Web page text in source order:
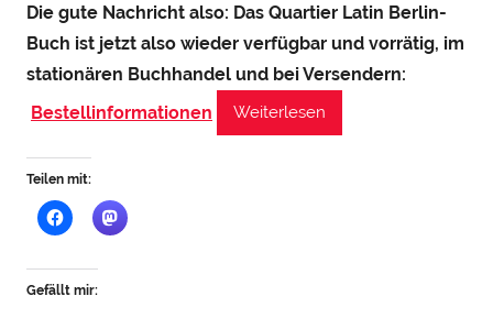
y
S
t
Die gute Nachricht also: Das Quartier Latin Berlin-
Buch ist jetzt also wieder verfügbar und vorrätig, im
stationären Buchhandel und bei Versendern:
Bestellinformationen
Weiterlesen
Teilen mit:
Gefällt mir: